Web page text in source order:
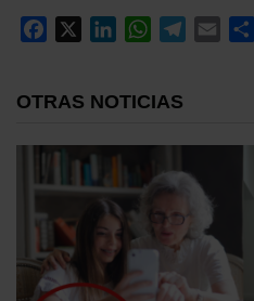
Facebook
LinkedInWhatsApp
Telegram
Email
OTRAS NOTICIAS